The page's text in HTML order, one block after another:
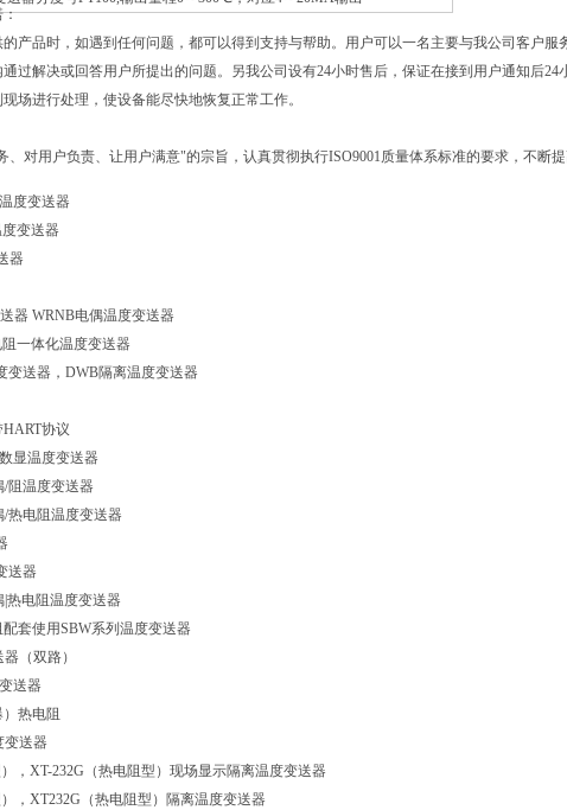
：
产品时，如遇到任何问题，都可以得到支持与帮助。用户可以一名主要与我公司客户
过解决或回答用户所提出的问题。另我公司设有24小时售后，保证在接到用户通知后
场进行处理，使设备能尽快地恢复正常工作。
、对用户负责、让用户满意"的宗旨，认真贯彻执行ISO9001质量体系标准的要求，不断
度变送器
变送器
器
器 WRNB电偶温度变送器
一体化温度变送器
变送器，DWB隔离温度变送器
协议
显温度变送器
/阻温度变送器
/热电阻温度变送器
送器
|热电阻温度变送器
套使用SBW系列温度变送器
（双路）
送器
热电阻
变送器
，XT-232G（热电阻型）现场显示隔离温度变送器
，XT232G（热电阻型）隔离温度变送器